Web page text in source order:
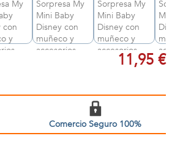
11,95 €
Comercio Seguro 100%